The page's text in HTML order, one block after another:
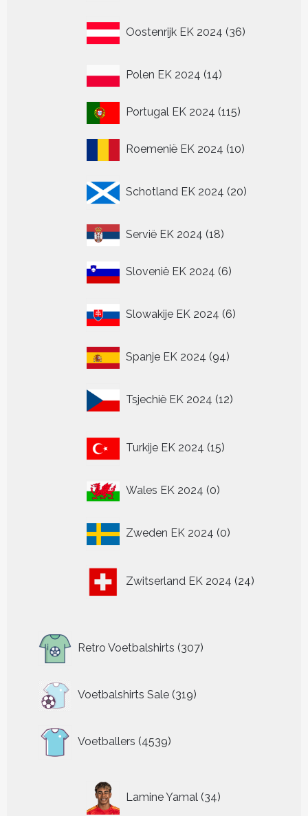
Oostenrijk EK 2024 36
producten
Polen EK 2024 1414
Portugal EK 2024 115115
Roemenië EK 2024 1010
Schotland EK 2024 20
producten
Servië EK 2024 1818
Slovenië EK 2024 66
Slowakije EK 2024 6
producten
Spanje EK 2024 9494
Tsjechië EK 2024 12
producten
Turkije EK 2024 15
producten
Wales EK 2024 00
Zweden EK 2024 0
producten
Zwitserland EK 2024 24
producten
Retro Voetbalshirts 307
producten
Voetbalshirts Sale 319
319
producten
Voetballers 4539
producten
Lamine Yamal 34
producten